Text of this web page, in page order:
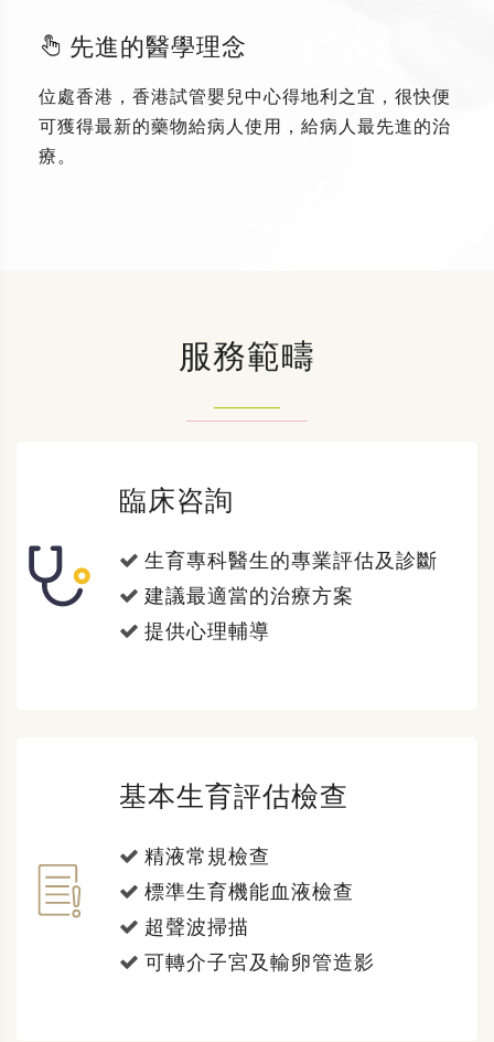
先進的醫學理念
位處香港，香港試管嬰兒中心得地利之宜，很快便
可獲得最新的藥物給病人使用，給病人最先進的治
療。
服務範疇
臨床咨詢
生育專科醫生的專業評估及診斷
建議最適當的治療方案
提供心理輔導
基本生育評估檢查
精液常規檢查
標準生育機能血液檢查
超聲波掃描
可轉介子宮及輸卵管造影